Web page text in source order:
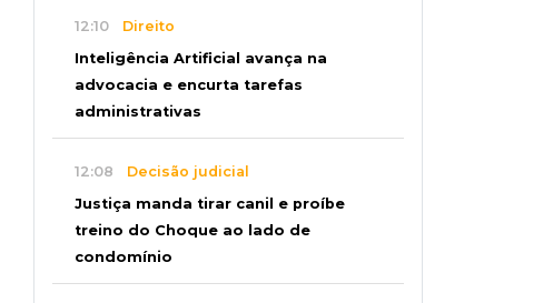
12:10 Direito
Inteligência Artificial avança na
advocacia e encurta tarefas
administrativas
12:08 Decisão judicial
Justiça manda tirar canil e proíbe
treino do Choque ao lado de
condomínio